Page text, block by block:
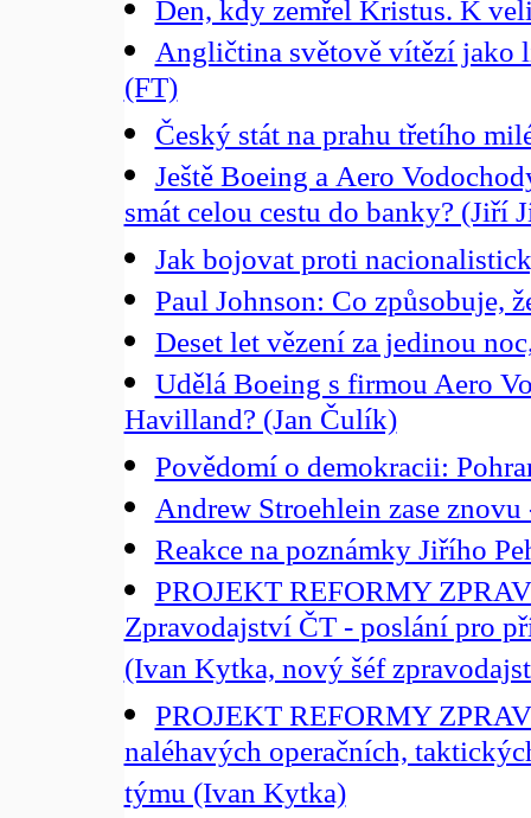
Den, kdy zemřel Kristus. K
Angličtina světově vítězí jako
(FT)
Český stát na prahu třetího
Ještě Boeing a Aero
smát celou cestu do banky? (Jiří
Jak bojovat proti
Paul Johnson: Co způsobuje,
Deset let vězení za jedinou
Udělá Boeing s firmou Aero
Havilland? (Jan Čulík)
Povědomí o demokracii:
Andrew Stroehlein zase znovu
Reakce na poznámky Jiřího
PROJEKT REFORMY
Zpravodajství ČT - poslání pro
(Ivan Kytka, nový šéf
PROJEKT REFORMY
naléhavých operačních,
týmu (Ivan Kytka)